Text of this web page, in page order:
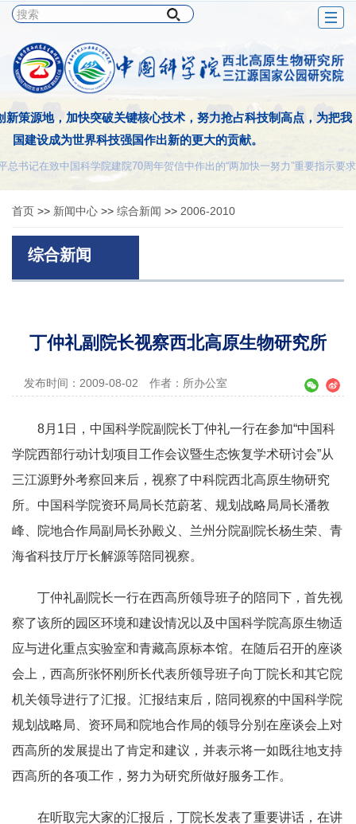
新策源地，加快突破关键核心技术，努力抢占科技制高点，为把我
国建设成为世界科技强国作出新的更大的贡献。
书记在致中国科学院建院70周年贺信中作出的“两加快一努力”重要指示要求
首页 >> 新闻中心 >> 综合新闻 >> 2006-2010
综合新闻
丁仲礼副院长视察西北高原生物研究所
发布时间：2009-08-02 作者：所办公室
8月1日，中国科学院副院长丁仲礼一行在参加“中国科
学院西部行动计划项目工作会议暨生态恢复学术研讨会”从
三江源野外考察回来后，视察了中科院西北高原生物研究
所。中国科学院资环局局长范蔚茗、规划战略局局长潘教
峰、院地合作局副局长孙殿义、兰州分院副院长杨生荣、青
海省科技厅厅长解源等陪同视察。
丁仲礼副院长一行在西高所领导班子的陪同下，首先视
察了该所的园区环境和建设情况以及中国科学院高原生物适
应与进化重点实验室和青藏高原标本馆。在随后召开的座谈
会上，西高所张怀刚所长代表所领导班子向丁院长和其它院
机关领导进行了汇报。汇报结束后，陪同视察的中国科学院
规划战略局、资环局和院地合作局的领导分别在座谈会上对
西高所的发展提出了肯定和建议，并表示将一如既往地支持
西高所的各项工作，努力为研究所做好服务工作。
在听取完大家的汇报后，丁院长发表了重要讲话，在讲